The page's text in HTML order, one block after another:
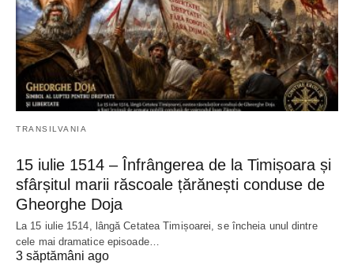
TRANSILVANIA
15 iulie 1514 – Înfrângerea de la Timișoara și
sfârșitul marii răscoale țărănești conduse de
Gheorghe Doja
La 15 iulie 1514, lângă Cetatea Timișoarei, se încheia unul dintre
cele mai dramatice episoade…
3 săptămâni ago